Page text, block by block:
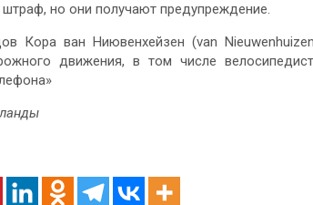
но они получают предупреждение.
Кора ван Ниювенхейзен (van
движения, в том числе